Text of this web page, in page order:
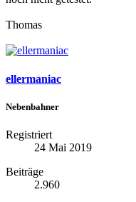
Thomas
ellermaniac
Nebenbahner
Registriert
24 Mai 2019
Beiträge
2.960